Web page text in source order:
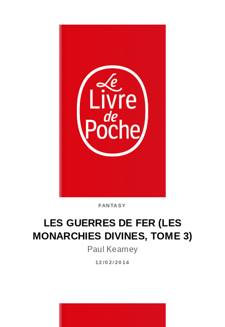
FANTASY
LES GUERRES DE FER (LES
MONARCHIES DIVINES, TOME 3)
Paul Kearney
12/02/2014